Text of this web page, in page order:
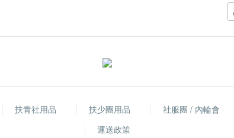
扶青社用品 扶少團用品 社服團 / 內輪會
運送政策